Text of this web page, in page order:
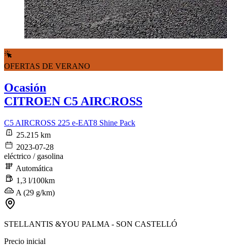
OFERTAS DE VERANO
Ocasión
CITROEN C5 AIRCROSS
C5 AIRCROSS 225 e-EAT8 Shine Pack
25.215 km
2023-07-28
eléctrico / gasolina
Automática
1,3 l/100km
A (29 g/km)
STELLANTIS &YOU PALMA - SON CASTELLÓ
Precio inicial